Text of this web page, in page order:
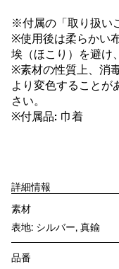
※付属の「取り扱い
※使用後は柔らかい
埃（ほこり）を避け
※素材の性質上、消
より変色することが
さい。
※付属品: 巾着
詳細情報
素材
表地: シルバー, 真鍮
品番